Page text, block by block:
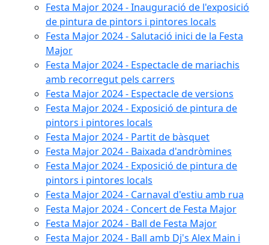
Festa Major 2024 - Inauguració de l'exposició
de pintura de pintors i pintores locals
Festa Major 2024 - Salutació inici de la Festa
Major
Festa Major 2024 - Espectacle de mariachis
amb recorregut pels carrers
Festa Major 2024 - Espectacle de versions
Festa Major 2024 - Exposició de pintura de
pintors i pintores locals
Festa Major 2024 - Partit de bàsquet
Festa Major 2024 - Baixada d'andròmines
Festa Major 2024 - Exposició de pintura de
pintors i pintores locals
Festa Major 2024 - Carnaval d'estiu amb rua
Festa Major 2024 - Concert de Festa Major
Festa Major 2024 - Ball de Festa Major
Festa Major 2024 - Ball amb Dj's Alex Main i